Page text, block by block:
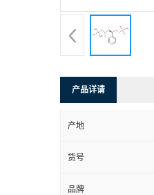
产品详请
产地
货号
品牌